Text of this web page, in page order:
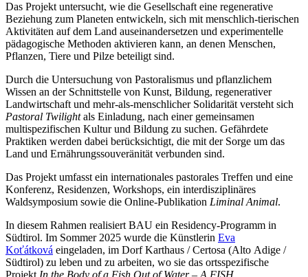
Das Projekt untersucht, wie die Gesellschaft eine regenerative
Beziehung zum Planeten entwickeln, sich mit menschlich-tierischen
Aktivitäten auf dem Land auseinandersetzen und experimentelle
pädagogische Methoden aktivieren kann, an denen Menschen,
Pflanzen, Tiere und Pilze beteiligt sind.
Durch die Untersuchung von Pastoralismus und pflanzlichem
Wissen an der Schnittstelle von Kunst, Bildung, regenerativer
Landwirtschaft und mehr-als-menschlicher Solidarität versteht sich
Pastoral Twilightals Einladung, nach einer gemeinsamen
multispezifischen Kultur und Bildung zu suchen. Gefährdete
Praktiken werden dabei berücksichtigt, die mit der Sorge um das
Land und Ernährungssouveränität verbunden sind.
Das Projekt umfasst ein internationales pastorales Treffen und eine
Konferenz, Residenzen, Workshops, ein interdisziplinäres
Waldsymposium sowie die Online-Publikation Liminal Animal.
In diesem Rahmen realisiert BAU ein Residency-Programm in
Südtirol. Im Sommer 2025 wurde die Künstlerin Eva
Koťátková eingeladen, im Dorf Karthaus / Certosa (Alto Adige /
Südtirol) zu leben und zu arbeiten, wo sie das ortsspezifische
Projekt In the Body of a Fish Out of Water – A FISH